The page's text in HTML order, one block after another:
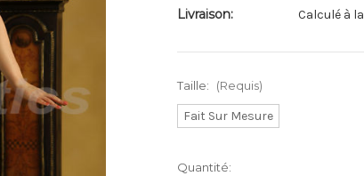
Livraison: Calculé à
Taille: (Requis)
Fait Sur Mesure
Stock
Quantité: